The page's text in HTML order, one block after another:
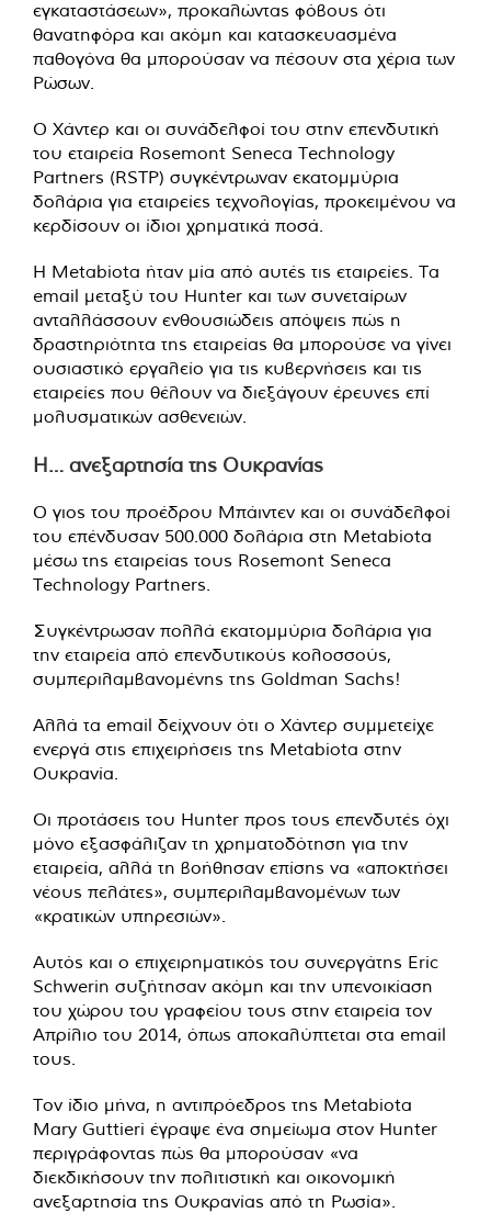
εγκαταστάσεων», προκαλώντας φόβους ότι
θανατηφόρα και ακόμη και κατασκευασμένα
παθογόνα θα μπορούσαν να πέσουν στα χέρια των
Ρώσων.
Ο Χάντερ και οι συνάδελφοί του στην επενδυτική
του εταιρεία Rosemont Seneca Technology
Partners (RSTP) συγκέντρωναν εκατομμύρια
δολάρια για εταιρείες τεχνολογίας, προκειμένου να
κερδίσουν οι ίδιοι χρηματικά ποσά.
Η Metabiota ήταν μία από αυτές τις εταιρείες. Τα
email μεταξύ του Hunter και των συνεταίρων
ανταλλάσσουν ενθουσιώδεις απόψεις πώς η
δραστηριότητα της εταιρείας θα μπορούσε να γίνει
ουσιαστικό εργαλείο για τις κυβερνήσεις και τις
εταιρείες που θέλουν να διεξάγουν έρευνες επί
μολυσματικών ασθενειών.
Η… ανεξαρτησία της Ουκρανίας
Ο γιος του προέδρου Μπάιντεν και οι συνάδελφοί
του επένδυσαν 500.000 δολάρια στη Metabiota
μέσω της εταιρείας τους Rosemont Seneca
Technology Partners.
Συγκέντρωσαν πολλά εκατομμύρια δολάρια για
την εταιρεία από επενδυτικούς κολοσσούς,
συμπεριλαμβανομένης της Goldman Sachs!
Αλλά τα email δείχνουν ότι ο Χάντερ συμμετείχε
ενεργά στις επιχειρήσεις της Metabiota στην
Ουκρανία.
Οι προτάσεις του Hunter προς τους επενδυτές όχι
μόνο εξασφάλιζαν τη χρηματοδότηση για την
εταιρεία, αλλά τη βοήθησαν επίσης να «αποκτήσει
νέους πελάτες», συμπεριλαμβανομένων των
«κρατικών υπηρεσιών».
Αυτός και ο επιχειρηματικός του συνεργάτης Eric
Schwerin συζήτησαν ακόμη και την υπενοικίαση
του χώρου του γραφείου τους στην εταιρεία τον
Απρίλιο του 2014, όπως αποκαλύπτεται στα email
τους.
Τον ίδιο μήνα, η αντιπρόεδρος της Metabiota
Mary Guttieri έγραψε ένα σημείωμα στον Hunter
περιγράφοντας πώς θα μπορούσαν «να
διεκδικήσουν την πολιτιστική και οικονομική
ανεξαρτησία της Ουκρανίας από τη Ρωσία».